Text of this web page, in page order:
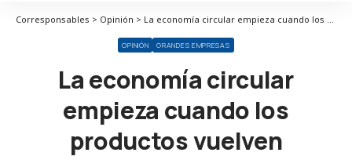
Corresponsables > Opinión > La economía circular empieza cuando los productos vuelven
OPINIÓN GRANDES EMPRESAS
La economía circular
empieza cuando los
productos vuelven